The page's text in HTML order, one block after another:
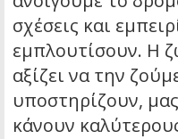
σχέσεις και
εμπλουτίσουν. Η
αξίζει να την
υποστηρίζουν,
κάνουν